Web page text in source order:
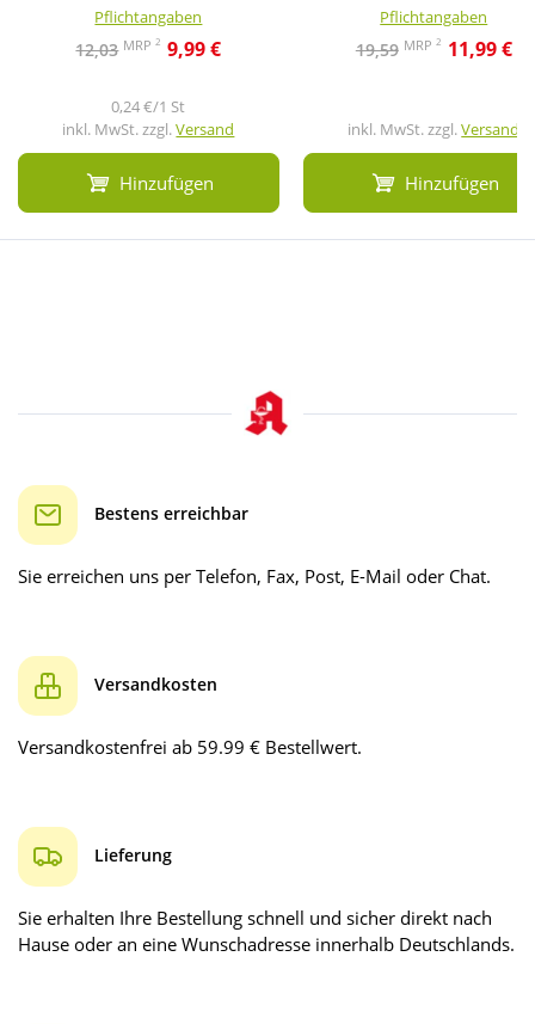
Pflichtangaben
12,03 MRP2 9,99 €
0,24 €/1 St
inkl. MwSt. zzgl.Versand
Hinzufügen
Pflichtangaben
19,59 MRP 2 11,99 €
inkl. MwSt. zzgl.Versand
Hinzufügen
Bestens erreichbar
Sie erreichen uns per Telefon, Fax, Post, E-Mail oder Chat.
Versandkosten
Versandkostenfrei ab 59.99 € Bestellwert.
Lieferung
Sie erhalten Ihre Bestellung schnell und sicher direkt nach
Hause oder an eine Wunschadresse innerhalb Deutschlands.